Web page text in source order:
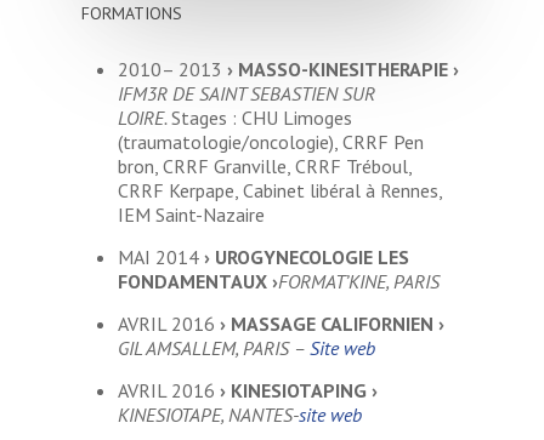
FORMATIONS
2010– 2013 › MASSO-KINESITHERAPIE ›
IFM3R DE SAINT SEBASTIEN SUR
LOIRE.Stages : CHU Limoges
(traumatologie/oncologie), CRRF Pen
bron, CRRF Granville, CRRF Tréboul,
CRRF Kerpape, Cabinet libéral à Rennes,
IEM Saint-Nazaire
MAI 2014› UROGYNECOLOGIE LES
FONDAMENTAUX ›FORMAT’KINE, PARIS
AVRIL 2016› MASSAGE CALIFORNIEN ›
GIL AMSALLEM, PARIS –Site web
AVRIL 2016› KINESIOTAPING ›
KINESIOTAPE, NANTES-site web